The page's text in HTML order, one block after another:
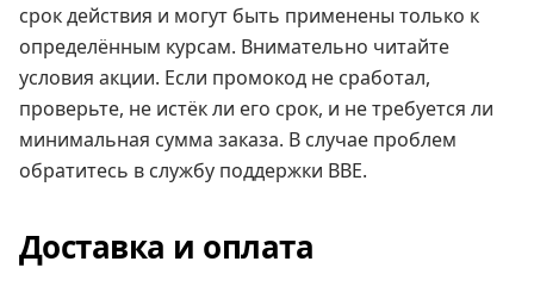
срок действия и могут быть применены только к
определённым курсам. Внимательно читайте
условия акции. Если промокод не сработал,
проверьте, не истёк ли его срок, и не требуется ли
минимальная сумма заказа. В случае проблем
обратитесь в службу поддержки BBE.
Доставка и оплата